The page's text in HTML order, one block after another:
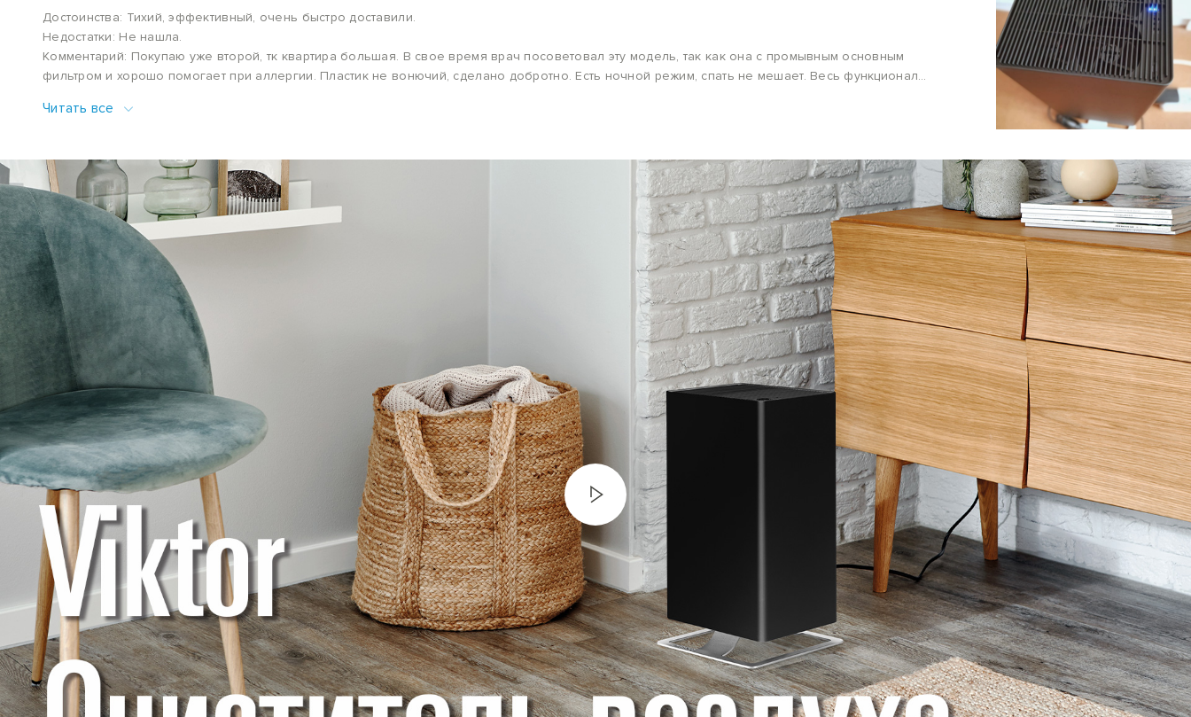
Достоинства: Тихий, эффективный, очень быстро доставили.
Недостатки: Не нашла.
Комментарий: Покупаю уже второй, тк квартира большая. В свое время врач посоветовал эту модель, так как она с промывным основным
фильтром и хорошо помогает при аллергии. Пластик не вонючий, сделано добротно. Есть ночной режим, спать не мешает. Весь функционал
реально работу свою выполняет по полной. Мою проблему решает, могу советовать.
Читать все